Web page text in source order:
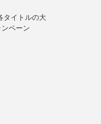
タイトルの大
ペーン